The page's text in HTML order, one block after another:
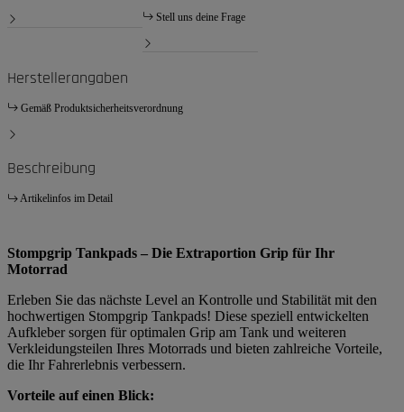
Stell uns deine Frage
Herstellerangaben
Gemäß Produktsicherheitsverordnung
Beschreibung
Artikelinfos im Detail
Stompgrip Tankpads – Die Extraportion Grip für Ihr
Motorrad
Erleben Sie das nächste Level an Kontrolle und Stabilität mit den
hochwertigen Stompgrip Tankpads! Diese speziell entwickelten
Aufkleber sorgen für optimalen Grip am Tank und weiteren
Verkleidungsteilen Ihres Motorrads und bieten zahlreiche Vorteile,
die Ihr Fahrerlebnis verbessern.
Vorteile auf einen Blick: